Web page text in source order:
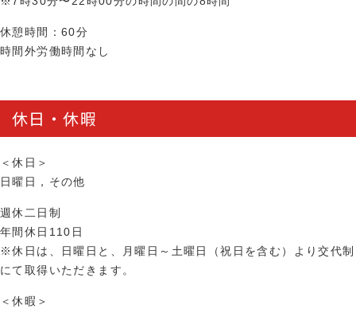
休憩時間：60分
時間外労働時間なし
休日・休暇
＜休日＞
日曜日，その他
週休二日制
年間休日110日
※休日は、日曜日と、月曜日～土曜日（祝日を含む）より交代制
にて取得いただきます。
＜休暇＞